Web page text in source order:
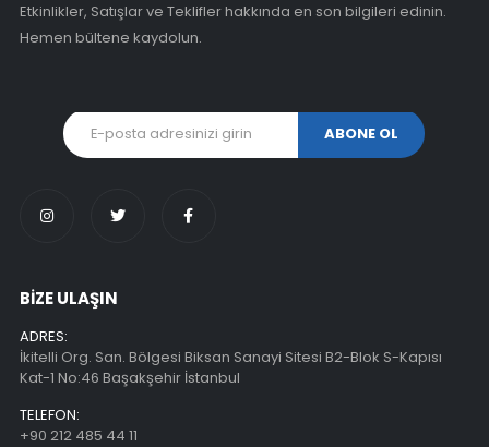
Etkinlikler, Satışlar ve Teklifler hakkında en son bilgileri edinin.
Hemen bültene kaydolun.
BİZE ULAŞIN
ADRES:
İkitelli Org. San. Bölgesi Biksan Sanayi Sitesi B2-Blok S-Kapısı
Kat-1 No:46 Başakşehir İstanbul
TELEFON:
+90 212 485 44 11